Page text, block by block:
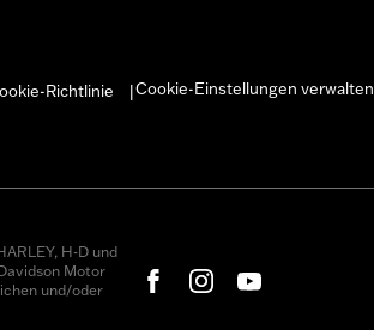
Richtlinie Cookie-Einstellungen verwalten
H-D und
Motor
und/oder